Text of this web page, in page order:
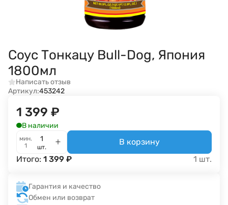
Соус Тонкацу Bull-Dog, Япония
1800мл
Написать отзыв
Артикул:453242
1 399 ₽
В наличии
мин.
1
шт.
В корзину
Итого: 1 399 ₽ 1 шт.
Гарантия и качество
Обмен или возврат